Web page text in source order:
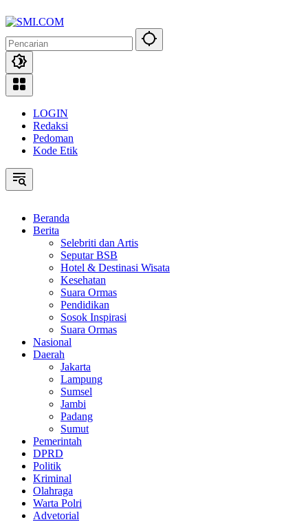
ke
konten
LOGIN
Redaksi
Pedoman
Kode Etik
Beranda
Berita
Selebriti dan Artis
Seputar BSB
Hotel & Destinasi Wisata
Kesehatan
Suara Ormas
Pendidikan
Sosok Inspirasi
Suara Ormas
Nasional
Daerah
Jakarta
Lampung
Sumsel
Jambi
Padang
Sumut
Pemerintah
DPRD
Politik
Kriminal
Olahraga
Warta Polri
Advetorial